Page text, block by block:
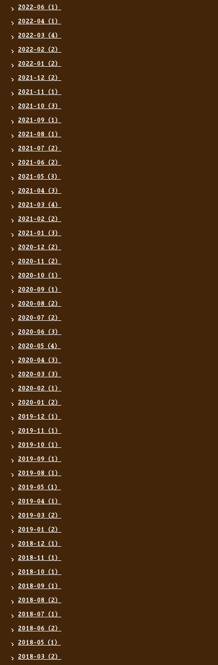
2022-06（1）
2022-04（1）
2022-03（4）
2022-02（2）
2022-01（2）
2021-12（2）
2021-11（1）
2021-10（3）
2021-09（1）
2021-08（1）
2021-07（2）
2021-06（2）
2021-05（3）
2021-04（3）
2021-03（4）
2021-02（2）
2021-01（3）
2020-12（2）
2020-11（2）
2020-10（1）
2020-09（1）
2020-08（2）
2020-07（2）
2020-06（3）
2020-05（4）
2020-04（3）
2020-03（3）
2020-02（1）
2020-01（2）
2019-12（1）
2019-11（1）
2019-10（1）
2019-09（1）
2019-08（1）
2019-05（1）
2019-04（1）
2019-03（2）
2019-01（2）
2018-12（1）
2018-11（1）
2018-10（1）
2018-09（1）
2018-08（2）
2018-07（1）
2018-06（2）
2018-05（1）
2018-03（2）